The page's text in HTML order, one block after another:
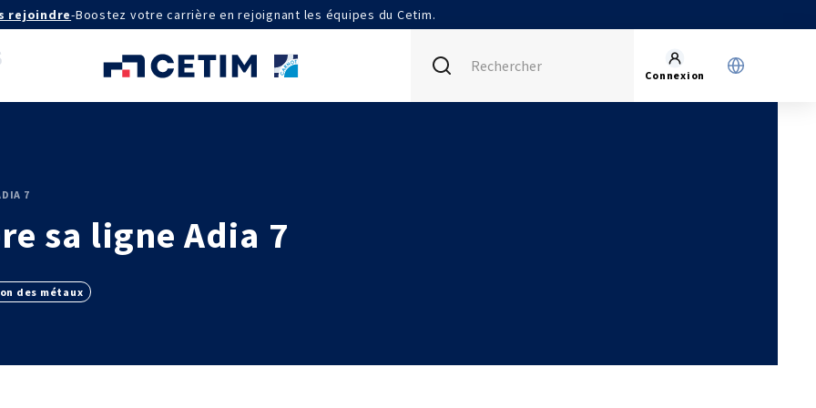
rejoindre-Boostez votre carrière en rejoignant les équipes du Cetim.
Certifications qualité
Cofrac Étalonnage
Connexion
7
sa ligne Adia 7
des métaux